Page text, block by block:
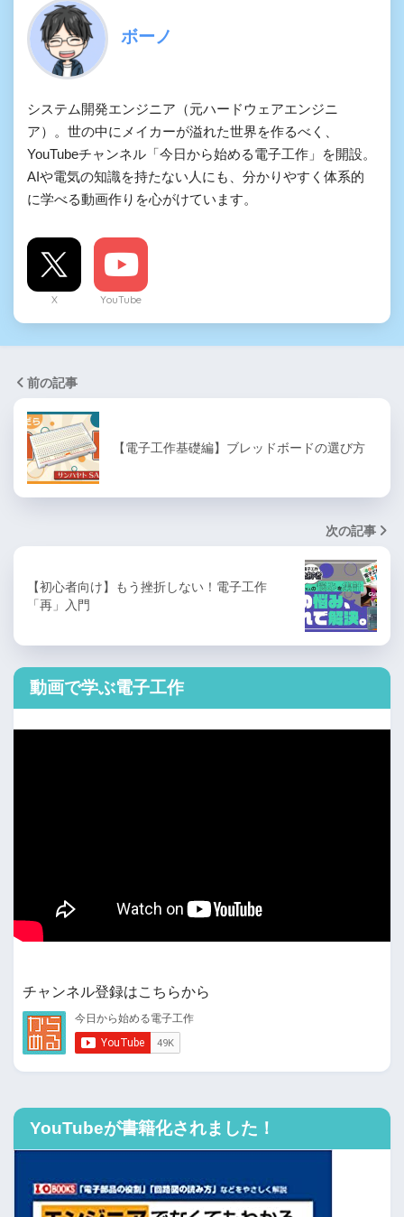
ボーノ
システム開発エンジニア（元ハードウェアエンジニ
ア）。世の中にメイカーが溢れた世界を作るべく、
YouTubeチャンネル「今日から始める電子工作」を開設。
AIや電気の知識を持たない人にも、分かりやすく体系的
に学べる動画作りを心がけています。
X YouTube
前の記事
【電子工作基礎編】ブレッドボードの選び方
次の記事
【初心者向け】もう挫折しない！電子工作
「再」入門
動画で学ぶ電子工作
チャンネル登録はこちらから
YouTubeが書籍化されました！